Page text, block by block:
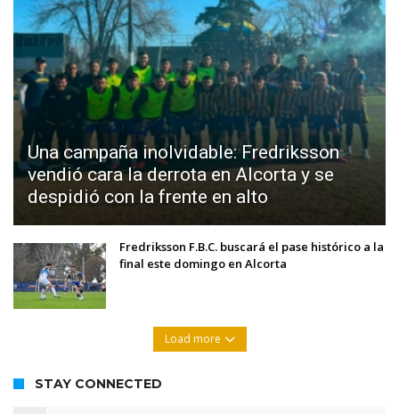
Una campaña inolvidable: Fredriksson
vendió cara la derrota en Alcorta y se
despidió con la frente en alto
Fredriksson F.B.C. buscará el pase histórico a la
final este domingo en Alcorta
Load more
STAY CONNECTED